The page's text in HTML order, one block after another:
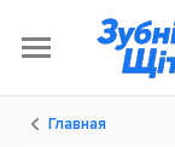
Главная